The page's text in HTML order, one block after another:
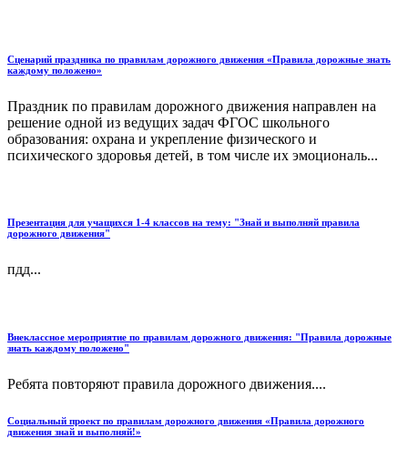
Сценарий праздника по правилам дорожного движения «Правила дорожные знать
каждому положено»
Праздник по правилам дорожного движения направлен на
решение одной из ведущих задач ФГОС школьного
образования: охрана и укрепление физического и
психического здоровья детей, в том числе их эмоциональ...
Презентация для учащихся 1-4 классов на тему: "Знай и выполняй правила
дорожного движения"
пдд...
Внеклассное мероприятие по правилам дорожного движения: "Правила дорожные
знать каждому положено"
Ребята повторяют правила дорожного движения....
Социальный проект по правилам дорожного движения «Правила дорожного
движения знай и выполняй!»